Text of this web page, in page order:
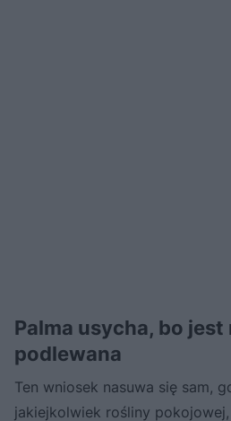
Palma usycha, bo jest
podlewana
Ten wniosek nasuwa się sam,
jakiejkolwiek rośliny